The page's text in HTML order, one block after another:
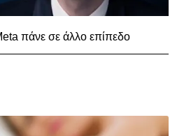
πάνε σε άλλο επίπεδο